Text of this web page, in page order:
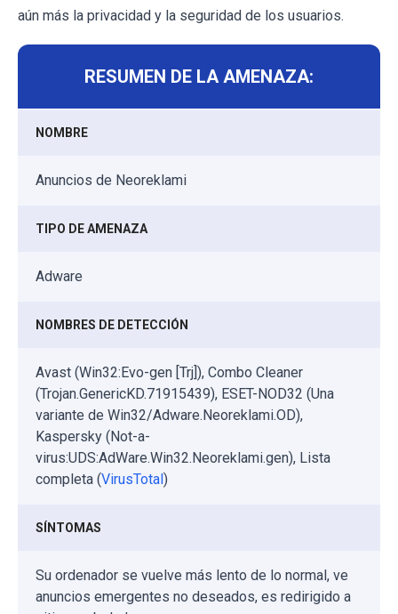
aún más la privacidad y la seguridad de los usuarios.
RESUMEN DE LA AMENAZA:
NOMBRE
Anuncios de Neoreklami
TIPO DE AMENAZA
Adware
NOMBRES DE DETECCIÓN
Avast (Win32:Evo-gen [Trj]), Combo Cleaner
(Trojan.GenericKD.71915439), ESET-NOD32 (Una
variante de Win32/Adware.Neoreklami.OD),
Kaspersky (Not-a-
virus:UDS:AdWare.Win32.Neoreklami.gen), Lista
completa (VirusTotal)
SÍNTOMAS
Su ordenador se vuelve más lento de lo normal, ve
anuncios emergentes no deseados, es redirigido a